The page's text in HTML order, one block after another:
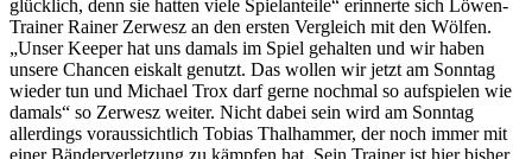
glücklich, denn sie hatten viele Spielanteile“ erinnerte sich Löwen-
Trainer Rainer Zerwesz an den ersten Vergleich mit den Wölfen.
„Unser Keeper hat uns damals im Spiel gehalten und wir haben
unsere Chancen eiskalt genutzt. Das wollen wir jetzt am Sonntag
wieder tun und Michael Trox darf gerne nochmal so aufspielen wie
damals“ so Zerwesz weiter. Nicht dabei sein wird am Sonntag
allerdings voraussichtlich Tobias Thalhammer, der noch immer mit